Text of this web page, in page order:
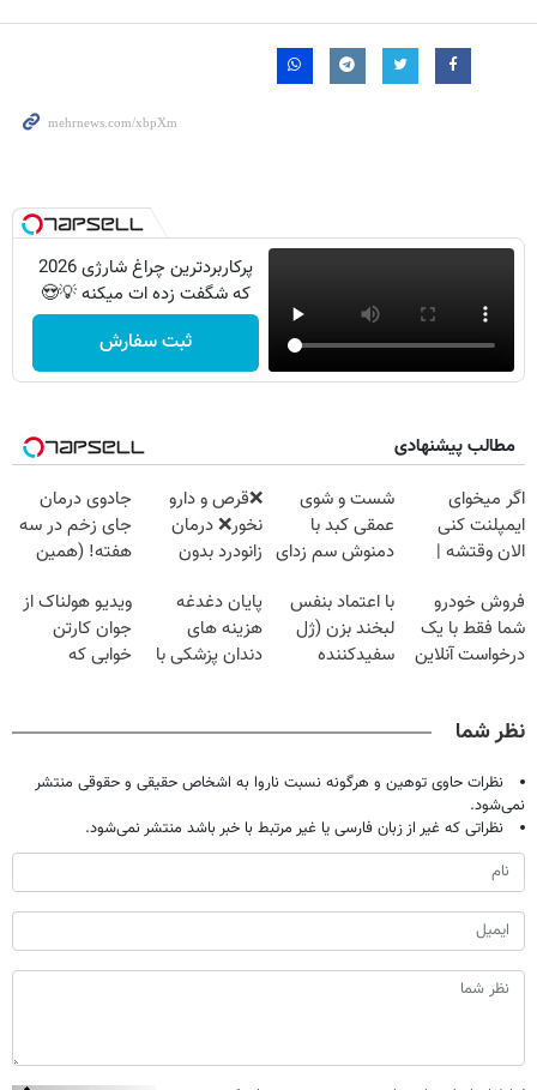
پرکاربردترین چراغ شارژی 2026
که شگفت زده ات میکنه 💡😍
ثبت سفارش
مطالب پیشنهادی
اگر میخوای
ایمپلنت کنی
الان وقتشه |
میلیون تومان!!!
شست و شوی
عمقی کبد با
دمنوش سم زدای
❌قرص‌ و دارو
نخور❌ درمان
زانودرد بدون
جادوی درمان
جای زخم در سه
هفته! (همین
صحبت کنید)
فروش خودرو
شما فقط با یک
درخواست آنلاین
با اعتماد بنفس
لبخند بزن (ژل
سفیدکننده
پایان دغدغه
هزینه های
دندان پزشکی با
ویدیو هولناک از
جوان کارتن
خوابی که
نظر شما
نظرات حاوی توهین و هرگونه نسبت ناروا به اشخاص حقیقی و حقوقی منتشر
نمی‌شود.
نظراتی که غیر از زبان فارسی یا غیر مرتبط با خبر باشد منتشر نمی‌شود.